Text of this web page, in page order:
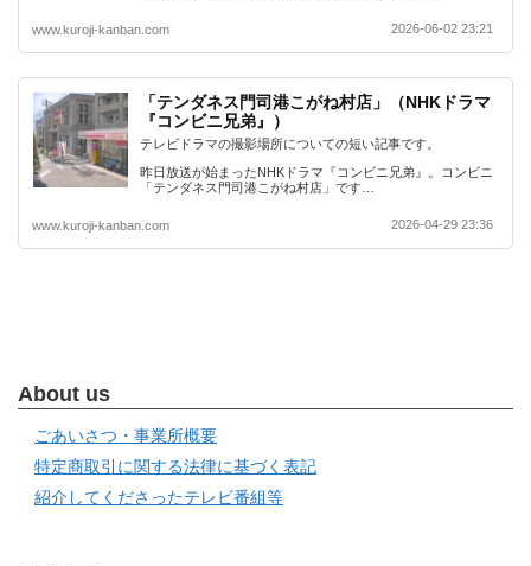
www.kuroji-kanban.com 2026-06-02 23:21
「テンダネス門司港こがね村店」（NHKドラマ
『コンビニ兄弟』）
テレビドラマの撮影場所についての短い記事です。
昨日放送が始まったNHKドラマ『コンビニ兄弟』。コンビニ
「テンダネス門司港こがね村店」です…
www.kuroji-kanban.com 2026-04-29 23:36
About us
ごあいさつ・事業所概要
特定商取引に関する法律に基づく表記
紹介してくださったテレビ番組等